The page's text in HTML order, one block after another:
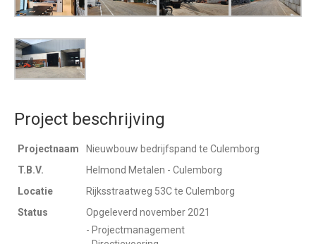
Project beschrijving
Projectnaam
Nieuwbouw bedrijfspand te Culemborg
T.B.V.
Helmond Metalen - Culemborg
Locatie
Rijksstraatweg 53C te Culemborg
Status
Opgeleverd november 2021
- Projectmanagement